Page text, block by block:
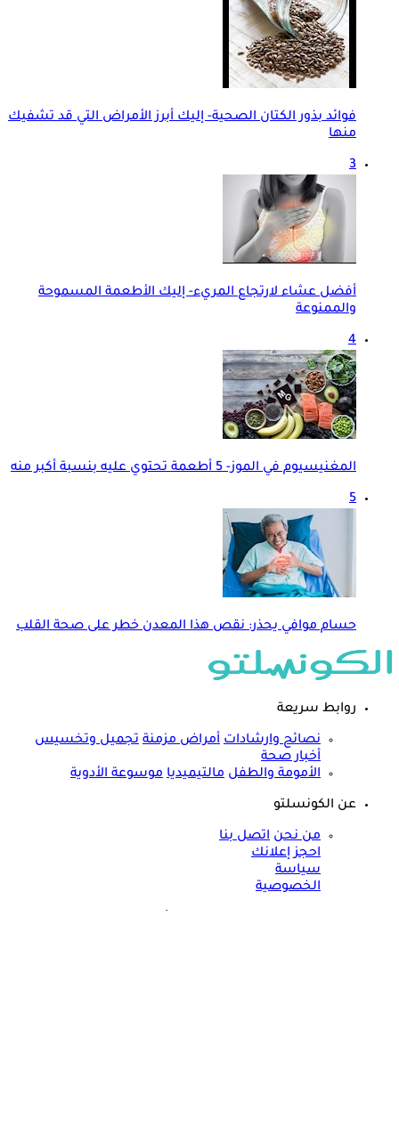
فوائد بذور الكتان الصحية- إليك أبرز الأمراض التي قد تشفيك
منها
3
أفضل عشاء لارتجاع المريء- إليك الأطعمة المسموحة
والممنوعة
4
المغنيسيوم في الموز- 5 أطعمة تحتوي عليه بنسبة أكبر منه
5
حسام موافي يحذر: نقص هذا المعدن خطر على صحة القلب
روابط سريعة
نصائح وارشادات أمراض مزمنة تجميل وتخسيس
أخبار صحة
الأمومة والطفل مالتيميديا موسوعة الأدوية
عن الكونسلتو
من نحن اتصل بنا
احجز إعلانك
سياسة
الخصوصية